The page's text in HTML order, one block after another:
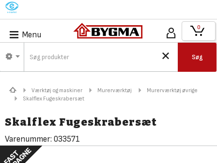
M
Menu
Søg
0
Værktøj og maskiner Murerværktøj
Murerværktøj øvrige
Skalflex Fugeskrabersæt
Skalflex Fugeskrabersæt
Varenummer: 033571